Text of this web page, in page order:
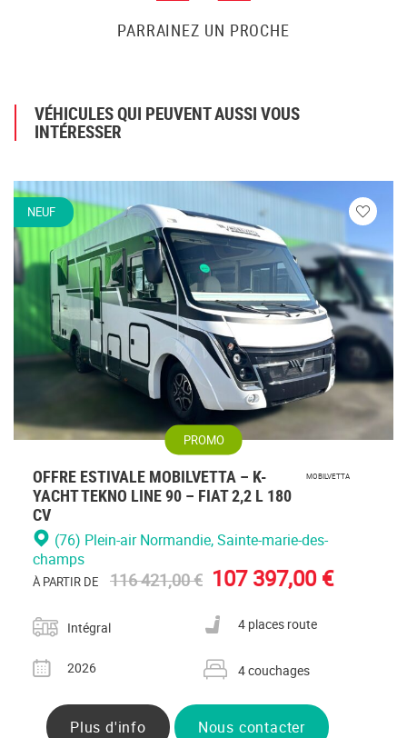
PARRAINEZ UN PROCHE
VÉHICULES QUI PEUVENT AUSSI VOUS
INTÉRESSER
NEUF
Veuillez
vous
PROMO
OFFRE ESTIVALE MOBILVETTA – K-
YACHT TEKNO LINE 90 – FIAT 2,2 L 180
CV
MOBILVETTA
(76) Plein-air Normandie, Sainte-marie-des-
champs
À PARTIR DE 116 421,00 € 107 397,00 €
Catégorie
Intégral
Nombre de places carte grise
4 places route
Année
2026
Nombre de couchages
4 couchages
Plus d'info Nous contacter